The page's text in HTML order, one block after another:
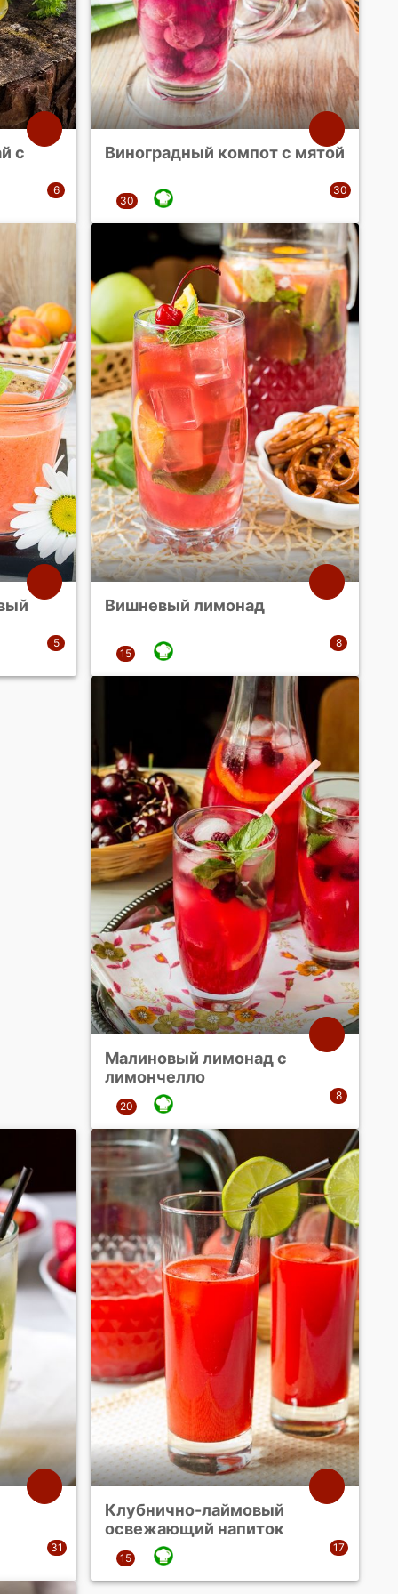
с Виноградный компот с мятой
Вишневый лимонад
Малиновый лимонад с
лимончелло
Клубнично-лаймовый
освежающий напиток